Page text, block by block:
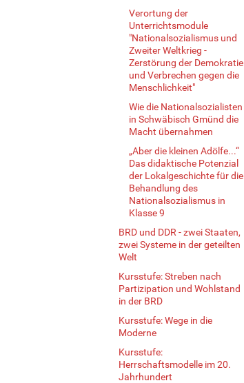
Verortung der
Unterrichtsmodule
"Nationalsozialismus und
Zweiter Weltkrieg -
Zerstörung der Demokratie
und Verbrechen gegen die
Menschlichkeit"
Wie die Nationalsozialisten
in Schwäbisch Gmünd die
Macht übernahmen
„Aber die kleinen Adölfe...“
Das didaktische Potenzial
der Lokalgeschichte für die
Behandlung des
Nationalsozialismus in
Klasse 9
BRD und DDR - zwei Staaten,
zwei Systeme in der geteilten
Welt
Kursstufe: Streben nach
Partizipation und Wohlstand
in der BRD
Kursstufe: Wege in die
Moderne
Kursstufe:
Herrschaftsmodelle im 20.
Jahrhundert